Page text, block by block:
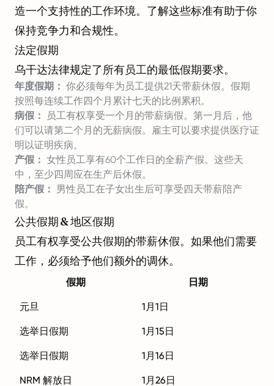
造一个支持性的工作环境。了解这些标准有助于你
保持竞争力和合规性。
法定假期
乌干达法律规定了所有员工的最低假期要求。
年度假期： 你必须每年为员工提供21天带薪休假。假期
按照每连续工作四个月累计七天的比例累积。
病假：
员工有权享受一个月的带薪病假。第一月后，他
们可以请第二个月的无薪病假。雇主可以要求提供医疗证
明以证明疾病。
产假： 女性员工享有60个工作日的全薪产假。这些天
中，至少四周应在生产后休假。
陪产假： 男性员工在子女出生后可享受四天带薪陪产
假。
公共假期 & 地区假期
员工有权享受公共假期的带薪休假。如果他们需要
工作，必须给予他们额外的调休。
假期 日期
元旦 1月1日
选举日假期 1月15日
选举日假期 1月16日
NRM 解放日 1月26日